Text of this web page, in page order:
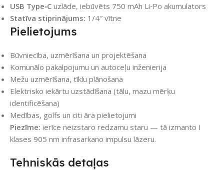
USB Type‑C uzlāde, iebūvēts 750 mAh Li‑Po akumulators
Statīva stiprinājums: 1/4″ vītne
Pielietojums
Būvniecība, uzmērīšana un projektēšana
Komunālo pakalpojumu un autoceļu inženierija
Mežu uzmērīšana, tīklu plānošana
Elektrisko iekārtu uzstādīšana (tālu, mazu mērķu
identificēšana)
Medības, golfs un citi āra pielietojumi
Piezīme: ierīce neizstaro redzamu staru — tā izmanto I
klases 905 nm infrasarkano impulsu lāzeru.
Tehniskās detaļas